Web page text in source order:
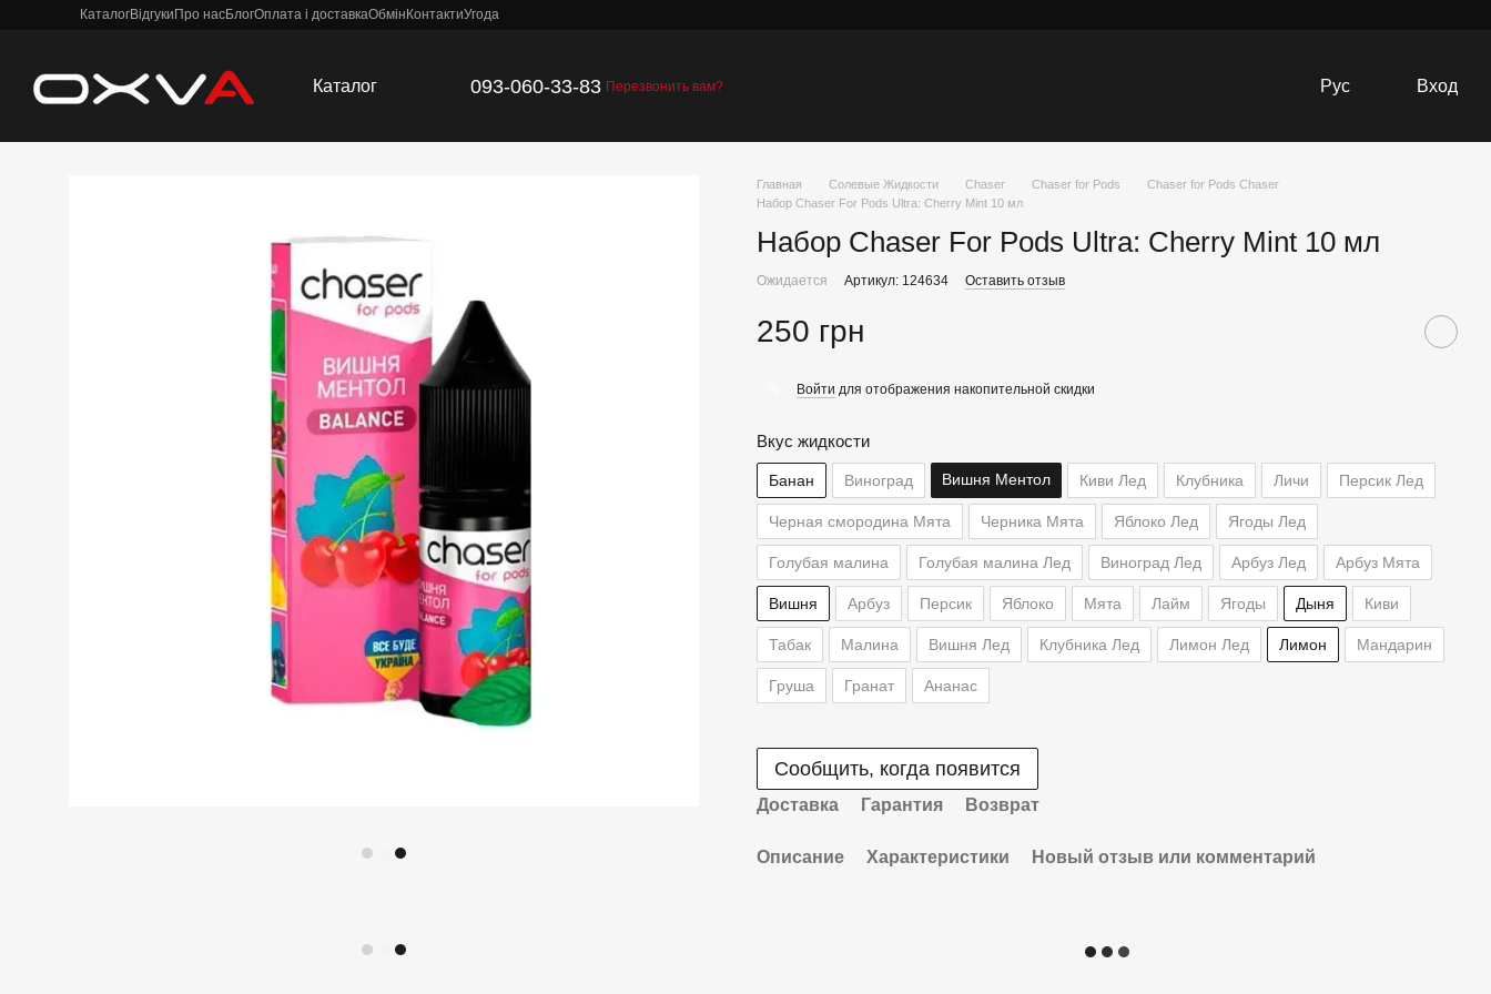
Перейти к основному контенту
КаталогВідгуки Про насБлогОплата і доставкаОбмін КонтактиУгода
Каталог 093-060-33-83 Перезвонить вам? Рус Вход
Главная Солевые Жидкости Chaser Chaser for Pods
Chaser for Pods Chaser
Набор Chaser For Pods Ultra: Cherry Mint 10 мл
Набор Chaser For Pods Ultra: Cherry Mint 10 мл
Ожидается Артикул: 124634 Оставить отзыв
250 грн
Войти для отображения накопительной скидки
Вкус жидкости
Банан Виноград Вишня Ментол Киви Лед Клубника Личи Персик Лед
Черная смородина Мята Черника Мята Яблоко Лед Ягоды Лед
Голубая малина Голубая малина Лед Виноград Лед Арбуз Лед Арбуз Мята
Вишня Арбуз Персик Яблоко Мята Лайм Ягоды Дыня Киви
Табак Малина Вишня Лед Клубника Лед Лимон Лед Лимон Мандарин
Груша Гранат Ананас
Сообщить, когда появится
Доставка Гарантия Возврат
Описание Характеристики Новый отзыв или комментарий